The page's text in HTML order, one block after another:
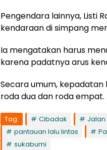
Pengendara lainnya, Listi
kendaraan di simpang
Ia mengatakan harus
karena padatnya arus
Secara umum, kepadatan
roda dua dan roda empat.
Tag: Cibadak
pantauan lalu lintas
sukabumi